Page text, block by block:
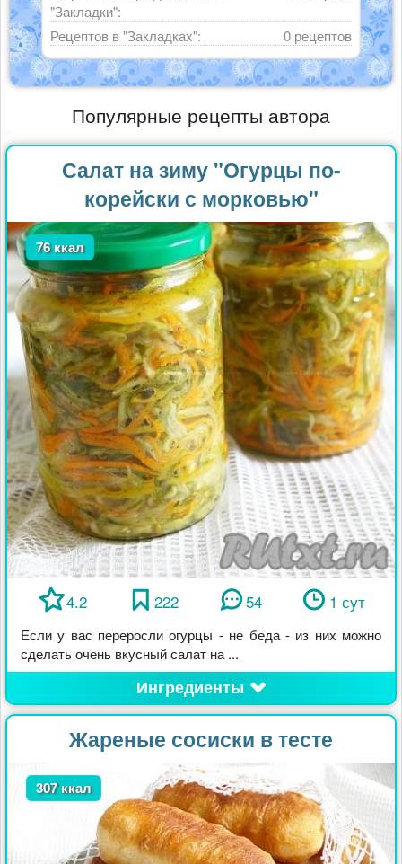
"Закладки":
0 рецептов
Рецептов в "Закладках":
Популярные рецепты автора
Салат на зиму "Огурцы по-
корейски с морковью"
76 ккал
4.2 222 54 1 сут
Если у вас переросли огурцы - не беда - из них можно
сделать очень вкусный салат на ...
Ингредиенты
Жареные сосиски в тесте
307 ккал